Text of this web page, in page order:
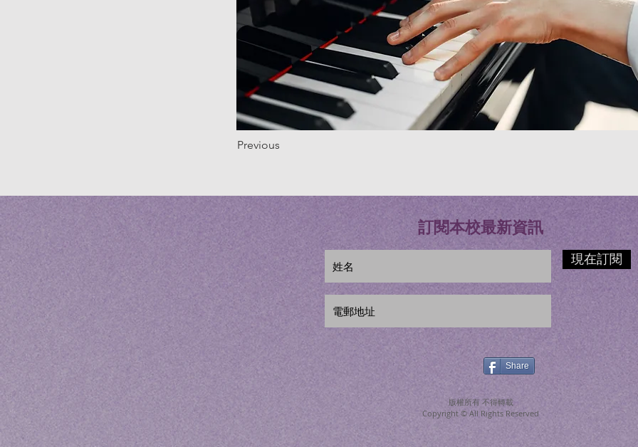
Previous
訂閱本校最新資訊
現在訂閱
Share
版權所有 不得轉載
Copyright © All Rights Reserved